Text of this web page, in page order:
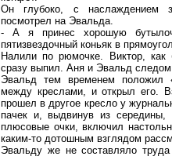
Он глубоко, с наслаждением
посмотрел на Эвальда.
- А я принес хорошую
пятизвездочный коньяк в
Налили по рюмочке. Виктор,
сразу выпил. Аня и Эвальд
Эвальд тем временем положил
между креслами, и открыл его.
прошел в другое кресло у
пачек и, выдвинув из середины,
плюсовые очки, включил
каким-то дотошным взглядом
Эвальду же не составляло